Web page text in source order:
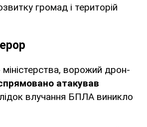
громад і територій
ворожий дрон-
атакував
влучання БПЛА виникло